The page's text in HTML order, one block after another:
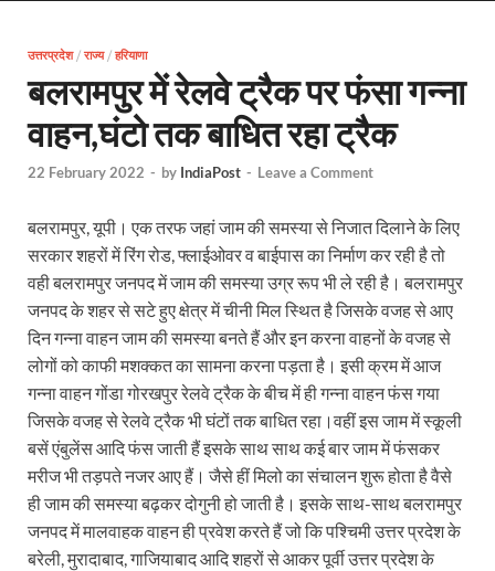
Uttarakhand Female Boxer: मुख्यमंत्री धामी से मिलीं
UP Kanwar Yatra: कांवड़ यात्रा से पहले सभी धार्मिक
Shri Ram Mandir: श्रीराम मंदिर चढ़ावा चोरी के
CM Yogi Barabanki Visit: मुख्यमंत्री योगी आदित्यनाथ
The Kshitij Show: द क्षितिज शो में पहुंचे जुयाल और
Lok Sanvardhan Parva: देहरादून में मुख्यमंत्री पुष्कर सिंह
West Bengal Rajya Sabha By-Election: चुनाव
Shri Kashi Vishwanath Mandir: उत्तरकाशी में CM
Dr.Teejan Bai: विश्वविख्यात पंडवानी गायिका, पद्म
Khatipura Mega Coach Care Terminal: खातीपुरा
उत्तरप्रदेश/ राज्य/ हरियाणा
बलरामपुर में रेलवे ट्रैक पर फंसा गन्ना
वाहन,घंटो तक बाधित रहा ट्रैक
22 February 2022 - by IndiaPost - Leave a Comment
बलरामपुर, यूपी। एक तरफ जहां जाम की समस्या से निजात दिलाने के लिए
सरकार शहरों में रिंग रोड, फ्लाईओवर व बाईपास का निर्माण कर रही है तो
वही बलरामपुर जनपद में जाम की समस्या उग्र रूप भी ले रही है। बलरामपुर
जनपद के शहर से सटे हुए क्षेत्र में चीनी मिल स्थित है जिसके वजह से आए
दिन गन्ना वाहन जाम की समस्या बनते हैं और इन करना वाहनों के वजह से
लोगों को काफी मशक्कत का सामना करना पड़ता है। इसी क्रम में आज
गन्ना वाहन गोंडा गोरखपुर रेलवे ट्रैक के बीच में ही गन्ना वाहन फंस गया
जिसके वजह से रेलवे ट्रैक भी घंटों तक बाधित रहा।वहीं इस जाम में स्कूली
बसें एंबुलेंस आदि फंस जाती हैं इसके साथ साथ कई बार जाम में फंसकर
मरीज भी तड़पते नजर आए हैं। जैसे हीं मिलो का संचालन शुरू होता है वैसे
ही जाम की समस्या बढ़कर दोगुनी हो जाती है। इसके साथ-साथ बलरामपुर
जनपद में मालवाहक वाहन ही प्रवेश करते हैं जो कि पश्चिमी उत्तर प्रदेश के
बरेली, मुरादाबाद, गाजियाबाद आदि शहरों से आकर पूर्वी उत्तर प्रदेश के